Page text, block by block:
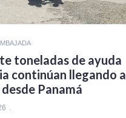
toneladas de ayuda
continúan llegando a
Panamá